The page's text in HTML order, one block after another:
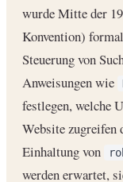
wurde Mitte der
Konvention)
Steuerung von
Anweisungen wie
festlegen, welche
Website zugreifen
Einhaltung von
werden erwartet,